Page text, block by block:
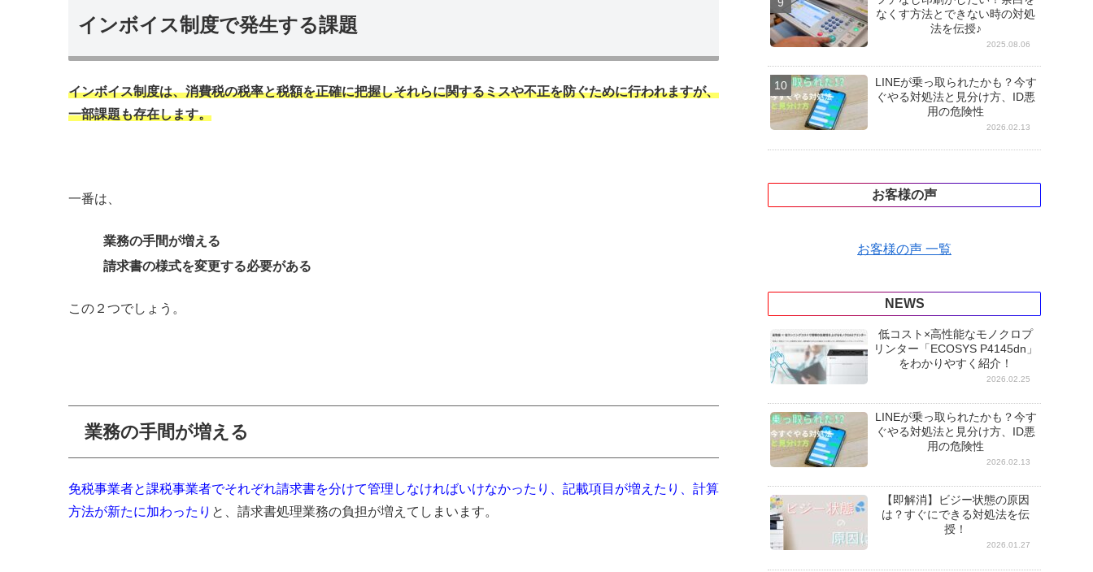
インボイス制度で発生する課題
インボイス制度は、消費税の税率と税額を正確に把握しそれらに関するミスや不正を防ぐために行われますが、
一部課題も存在します。
一番は、
業務の手間が増える
請求書の様式を変更する必要がある
この２つでしょう。
業務の手間が増える
免税事業者と課税事業者でそれぞれ請求書を分けて管理しなければいけなかったり、記載項目が増えたり、計算
方法が新たに加わったり と、請求書処理業務の負担が増えてしまいます。
なくす方法とできない時の対処
法を伝授♪
2025.08.06
LINEが乗っ取られたかも？今す
ぐやる対処法と見分け方、ID悪
用の危険性
2026.02.13
お客様の声
お客様の声 一覧
NEWS
低コスト×高性能なモノクロプ
リンター「ECOSYS P4145dn」
をわかりやすく紹介！
2026.02.25
LINEが乗っ取られたかも？今す
ぐやる対処法と見分け方、ID悪
用の危険性
2026.02.13
【即解消】ビジー状態の原因
は？すぐにできる対処法を伝
授！
2026.01.27